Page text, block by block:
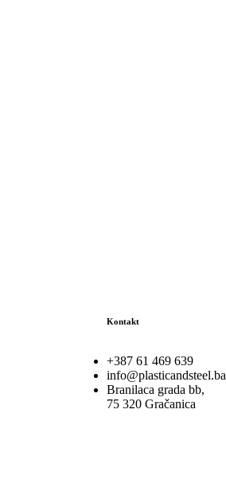
Kontakt
+387 61 469 639
info@plasticandsteel.ba
Branilaca grada bb,
75 320 Gračanica